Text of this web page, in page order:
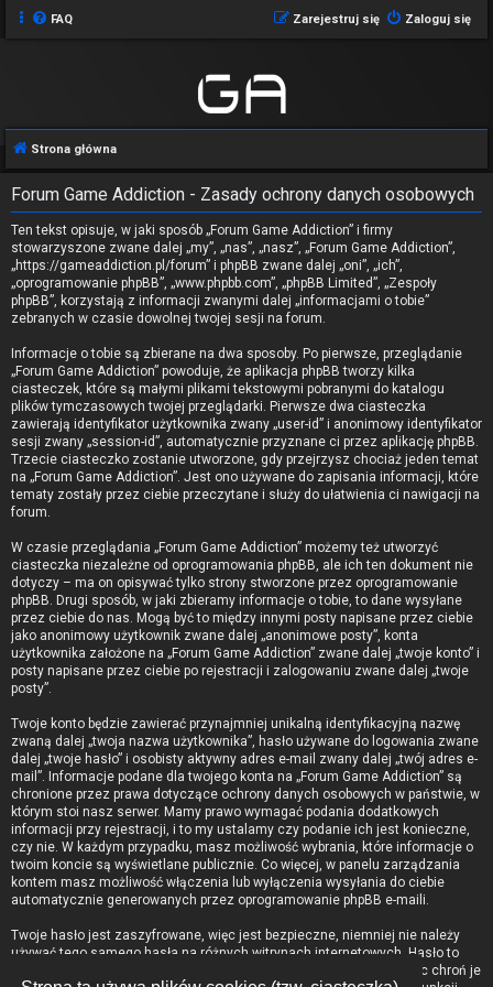
FAQ Zaloguj się
Zarejestruj się
Strona główna
Forum Game Addiction - Zasady ochrony danych osobowych
Ten tekst opisuje, w jaki sposób „Forum Game Addiction” i firmy
stowarzyszone zwane dalej „my”, „nas”, „nasz”, „Forum Game Addiction”,
„https://gameaddiction.pl/forum” i phpBB zwane dalej „oni”, „ich”,
„oprogramowanie phpBB”, „www.phpbb.com”, „phpBB Limited”, „Zespoły
phpBB”, korzystają z informacji zwanymi dalej „informacjami o tobie”
zebranych w czasie dowolnej twojej sesji na forum.
Informacje o tobie są zbierane na dwa sposoby. Po pierwsze, przeglądanie
„Forum Game Addiction” powoduje, że aplikacja phpBB tworzy kilka
ciasteczek, które są małymi plikami tekstowymi pobranymi do katalogu
plików tymczasowych twojej przeglądarki. Pierwsze dwa ciasteczka
zawierają identyfikator użytkownika zwany „user-id” i anonimowy identyfikator
sesji zwany „session-id”, automatycznie przyznane ci przez aplikację phpBB.
Trzecie ciasteczko zostanie utworzone, gdy przejrzysz chociaż jeden temat
na „Forum Game Addiction”. Jest ono używane do zapisania informacji, które
tematy zostały przez ciebie przeczytane i służy do ułatwienia ci nawigacji na
forum.
W czasie przeglądania „Forum Game Addiction” możemy też utworzyć
ciasteczka niezależne od oprogramowania phpBB, ale ich ten dokument nie
dotyczy – ma on opisywać tylko strony stworzone przez oprogramowanie
phpBB. Drugi sposób, w jaki zbieramy informacje o tobie, to dane wysyłane
przez ciebie do nas. Mogą być to między innymi posty napisane przez ciebie
jako anonimowy użytkownik zwane dalej „anonimowe posty”, konta
użytkownika założone na „Forum Game Addiction” zwane dalej „twoje konto” i
posty napisane przez ciebie po rejestracji i zalogowaniu zwane dalej „twoje
posty”.
Twoje konto będzie zawierać przynajmniej unikalną identyfikacyjną nazwę
zwaną dalej „twoja nazwa użytkownika”, hasło używane do logowania zwane
dalej „twoje hasło” i osobisty aktywny adres e-mail zwany dalej „twój adres e-
mail”. Informacje podane dla twojego konta na „Forum Game Addiction” są
chronione przez prawa dotyczące ochrony danych osobowych w państwie, w
którym stoi nasz serwer. Mamy prawo wymagać podania dodatkowych
informacji przy rejestracji, i to my ustalamy czy podanie ich jest konieczne,
czy nie. W każdym przypadku, masz możliwość wybrania, które informacje o
twoim koncie są wyświetlane publicznie. Co więcej, w panelu zarządzania
kontem masz możliwość włączenia lub wyłączenia wysyłania do ciebie
automatycznie generowanych przez oprogramowanie phpBB e-maili.
Twoje hasło jest zaszyfrowane, więc jest bezpieczne, niemniej nie należy
używać tego samego hasła na różnych witrynach internetowych. Hasło to
umożliwia dostęp do twojego konta na „Forum Game Addiction”, więc chroń je